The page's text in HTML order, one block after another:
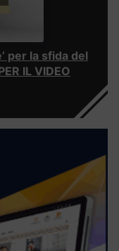
per la sfida del
IL VIDEO